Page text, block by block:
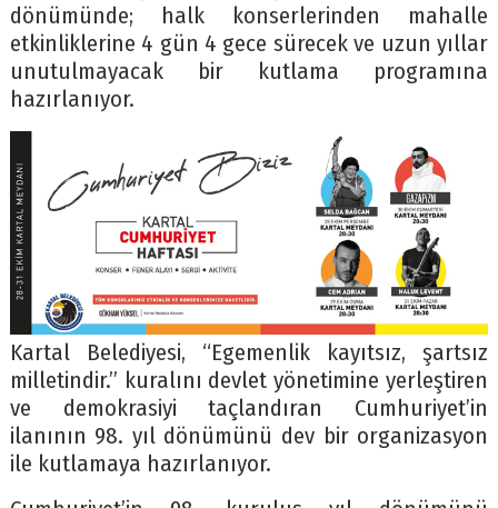
dönümünde; halk konserlerinden mahalle
etkinliklerine 4 gün 4 gece sürecek ve uzun yıllar
unutulmayacak bir kutlama programına
hazırlanıyor.
Kartal Belediyesi, “Egemenlik kayıtsız, şartsız
milletindir.” kuralını devlet yönetimine yerleştiren
ve demokrasiyi taçlandıran Cumhuriyet’in
ilanının 98. yıl dönümünü dev bir organizasyon
ile kutlamaya hazırlanıyor.